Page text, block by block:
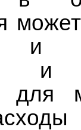
и
и
для